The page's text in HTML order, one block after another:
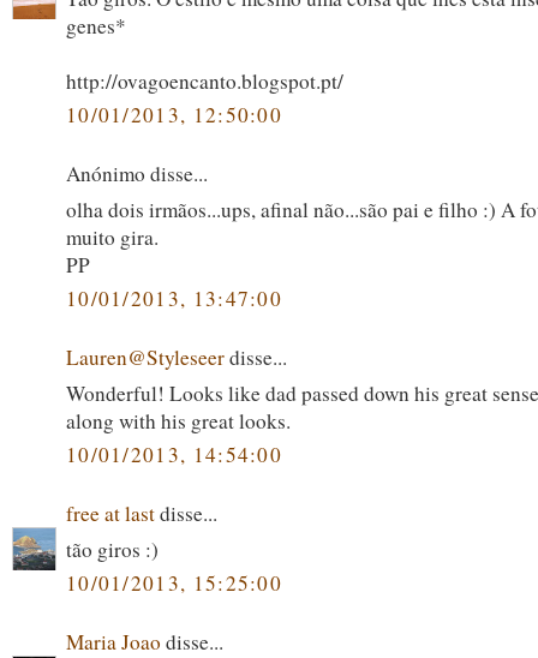
genes*
http://ovagoencanto.blogspot.pt/
10/01/2013, 12:50:00
Anónimo disse...
olha dois irmãos...ups, afinal não...são pai e filho :) A
muito gira.
PP
10/01/2013, 13:47:00
Lauren@Styleseerdisse...
Wonderful! Looks like dad passed down his great
along with his great looks.
10/01/2013, 14:54:00
free at lastdisse...
tão giros :)
10/01/2013, 15:25:00
Maria Joao disse...